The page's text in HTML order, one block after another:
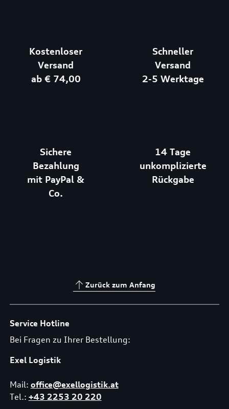
Kostenloser
Versand
ab € 74,00
Schneller
Versand
2-5 Werktage
Sichere
Bezahlung
mit PayPal &
Co.
14 Tage
unkomplizierte
Rückgabe
Zurück zum Anfang
Service Hotline
Bei Fragen zu Ihrer Bestellung:
Exel Logistik
Mail: office@exellogistik.at
Tel.: +43 2253 20 220